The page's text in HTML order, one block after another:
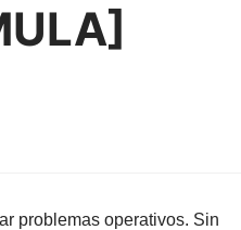
problemas operativos. Sin